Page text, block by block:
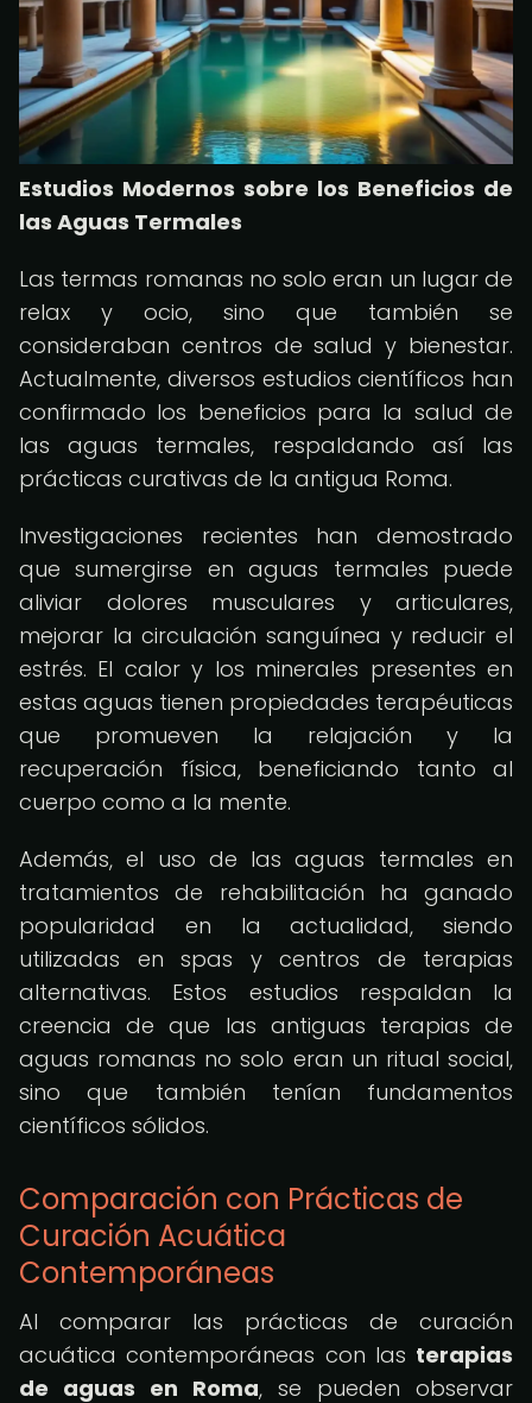
Estudios Modernos sobre los Beneficios de
las Aguas Termales
Las termas romanas no solo eran un lugar de
relax y ocio, sino que también se
consideraban centros de salud y bienestar.
Actualmente, diversos estudios científicos han
confirmado los beneficios para la salud de
las aguas termales, respaldando así las
prácticas curativas de la antigua Roma.
Investigaciones recientes han demostrado
que sumergirse en aguas termales puede
aliviar dolores musculares y articulares,
mejorar la circulación sanguínea y reducir el
estrés. El calor y los minerales presentes en
estas aguas tienen propiedades terapéuticas
que promueven la relajación y la
recuperación física, beneficiando tanto al
cuerpo como a la mente.
Además, el uso de las aguas termales en
tratamientos de rehabilitación ha ganado
popularidad en la actualidad, siendo
utilizadas en spas y centros de terapias
alternativas. Estos estudios respaldan la
creencia de que las antiguas terapias de
aguas romanas no solo eran un ritual social,
sino que también tenían fundamentos
científicos sólidos.
Comparación con Prácticas de
Curación Acuática
Contemporáneas
Al comparar las prácticas de curación
acuática contemporáneas con las terapias
de aguas en Roma, se pueden observar